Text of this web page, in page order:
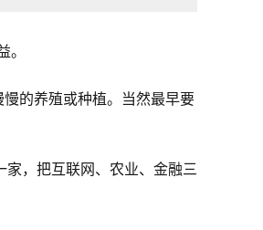
。
的养殖或种植。当然最早要
，把互联网、农业、金融三